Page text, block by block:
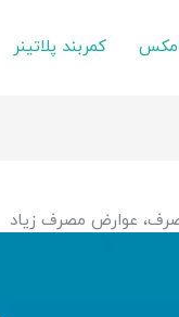
کمربند پلاتینر
عوارض مصرف زیاد